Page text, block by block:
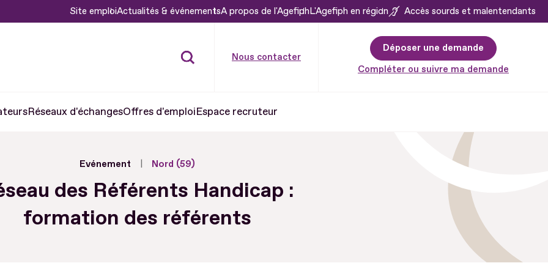
Site emploiActualités & événementsA propos de l'AgefiphL'Agefiph en région Accès sourds et malentendants
Nous contacter
Déposer une demande
Compléter ou suivre ma demande
Réseaux d'échangesOffres d'emploiEspace recruteur
Evénement Nord (59)
des Référents Handicap :
formation des référents